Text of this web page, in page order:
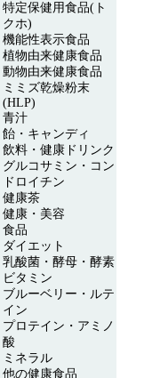
特定保健用食品(ト
クホ)
機能性表示食品
植物由来健康食品
動物由来健康食品
ミミズ乾燥粉末
(HLP)
青汁
飴・キャンディ
飲料・健康ドリンク
グルコサミン・コン
ドロイチン
健康茶
健康・美容
食品
ダイエット
乳酸菌・酵母・酵素
ビタミン
ブルーベリー・ルテ
イン
プロテイン・アミノ
酸
ミネラル
他の健康食品